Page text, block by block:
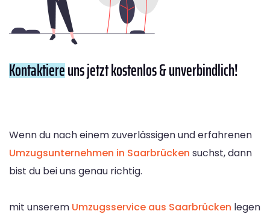
Kontaktiereuns jetzt kostenlos & unverbindlich!
Wenn du nach einem zuverlässigen und erfahrenen
Umzugsunternehmen in Saarbrücken suchst, dann
bist du bei uns genau richtig.
mit unserem Umzugsservice aus Saarbrücken legen